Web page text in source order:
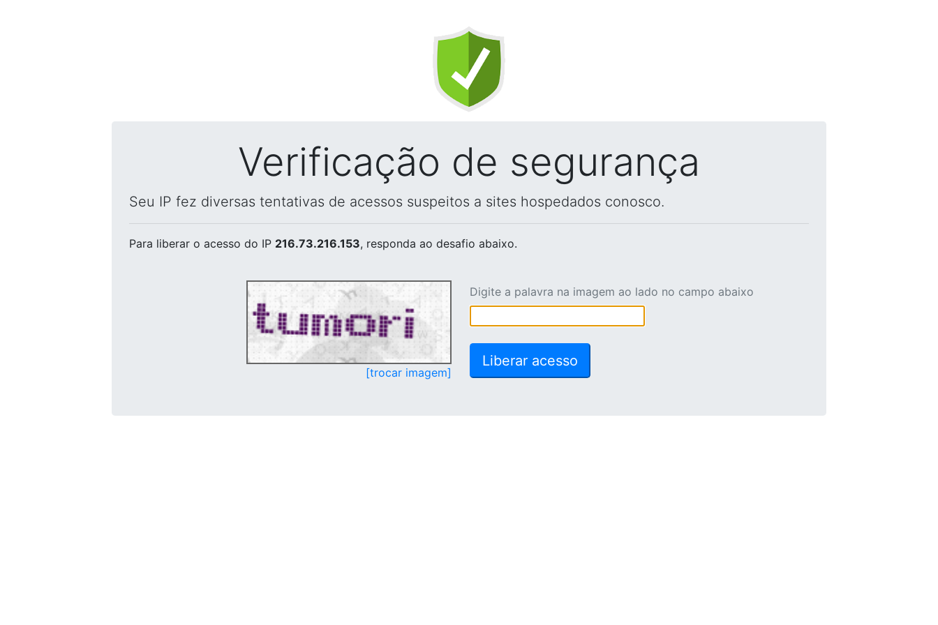
Verificação de segurança
Seu IP fez diversas tentativas de acessos suspeitos a sites hospedados conosco.
Para liberar o acesso do IP 216.73.216.153, responda ao desafio abaixo.
[trocar imagem]
Digite a palavra na imagem ao lado no campo abaixo